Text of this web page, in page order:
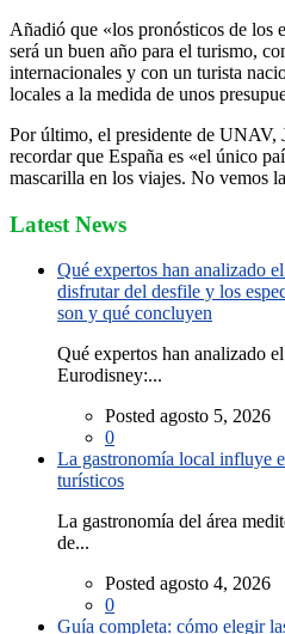
Añadió que «los pronósticos de los
será un buen año para el turismo,
internacionales y con un turista
locales a la medida de unos
Por último, el presidente de UNAV,
recordar que España es «el único
mascarilla en los viajes. No vemos
Latest News
Qué expertos han analizado
disfrutar del desfile y los
son y qué concluyen
Qué expertos han analizado
Eurodisney:...
Posted agosto 5, 2026
0
La gastronomía local influye
turísticos
La gastronomía del área
de...
Posted agosto 4, 2026
0
Guía completa: cómo elegir